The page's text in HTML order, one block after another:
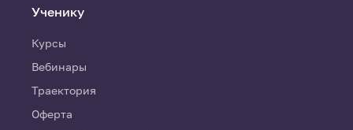
Ученику
Курсы
Вебинары
Траектория
Оферта